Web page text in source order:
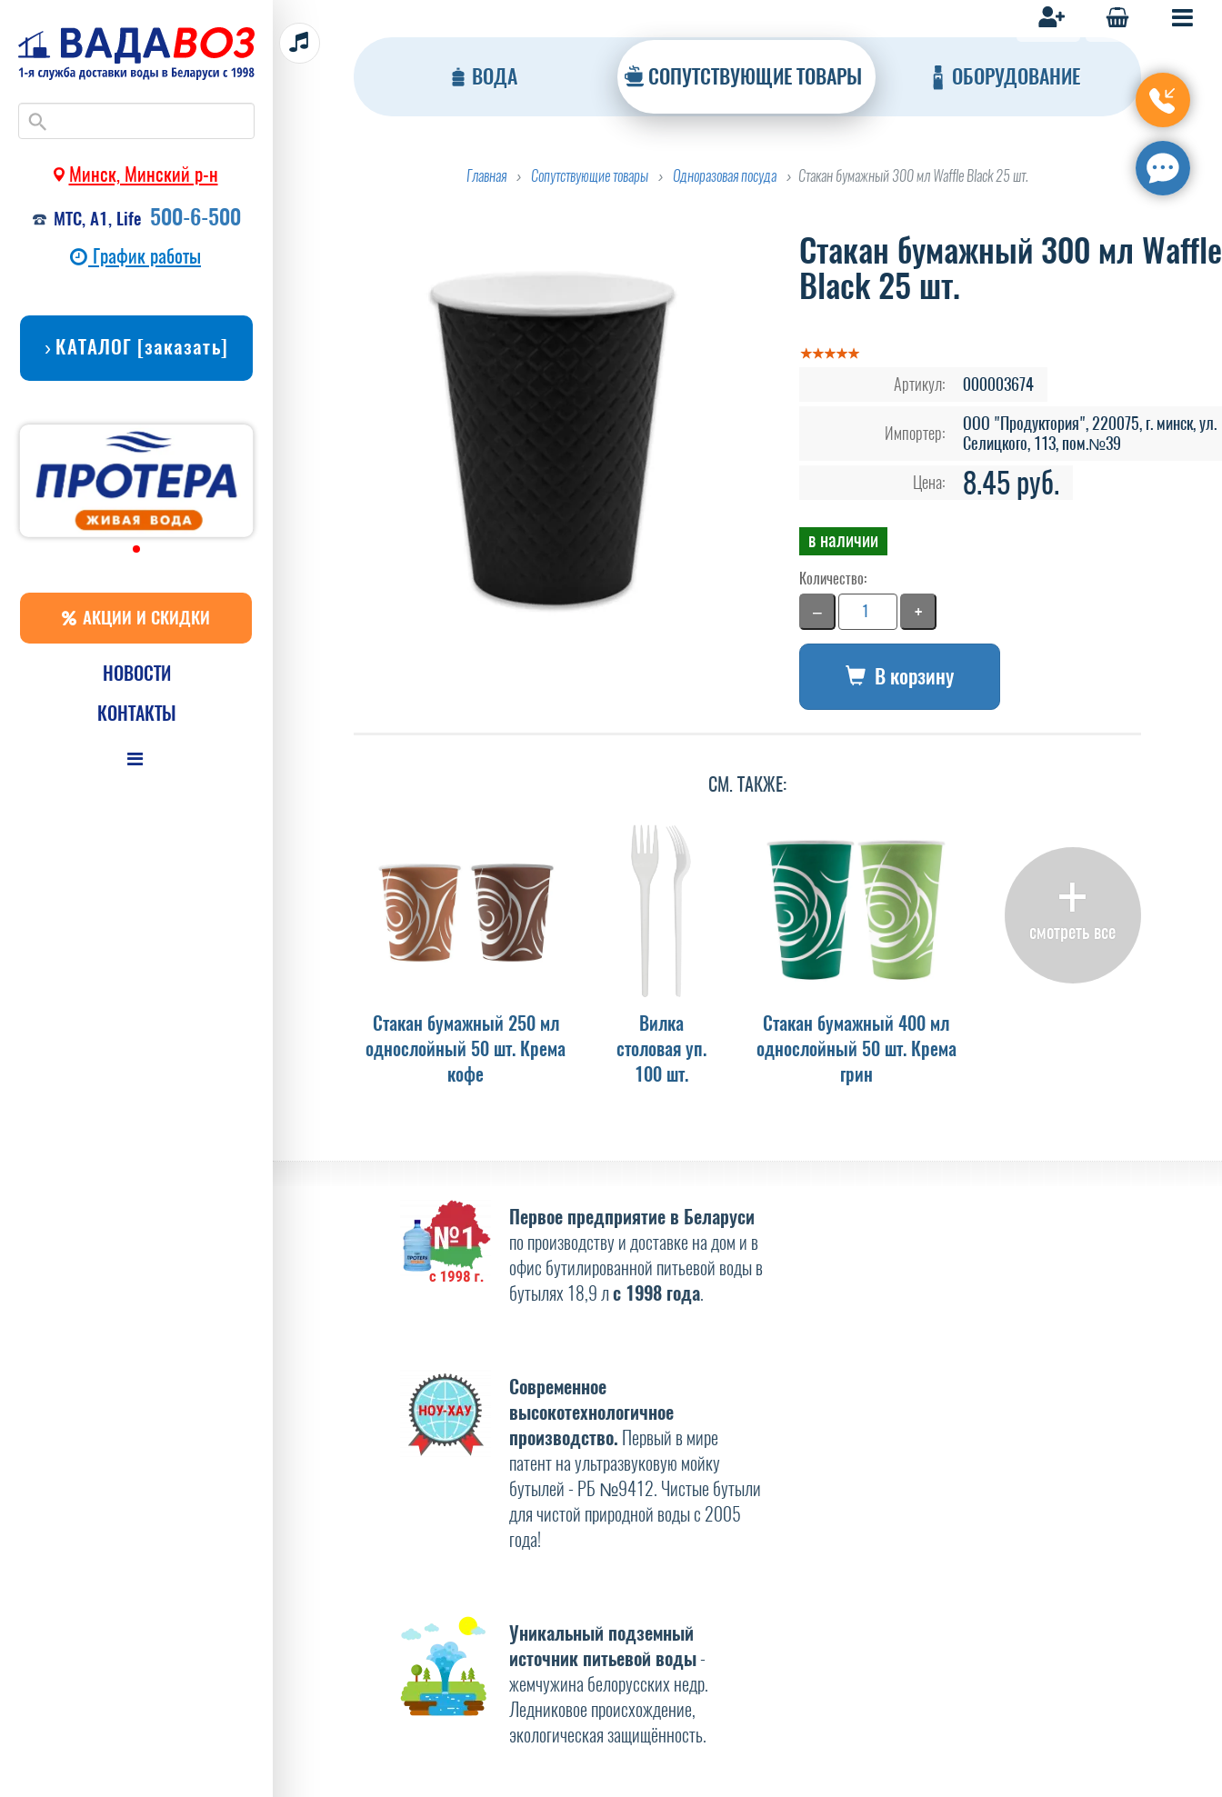
Минск, Минский р-н
МТС, А1, Life 500-6-500
График работы
КАТАЛОГ [заказать]
АКЦИИ И СКИДКИ
НОВОСТИ
КОНТАКТЫ
ВОДА СОПУТСТВУЮЩИЕ ТОВАРЫ ОБОРУДОВАНИЕ
Главная Сопутствующие товары Одноразовая посуда Стакан бумажный 300 мл Waffle Black 25 шт.
Стакан бумажный 300 мл Waffle
Black 25 шт.
Артикул: 000003674
Импортер:
ООО "Продуктория", 220075, г. минск, ул.
Селицкого, 113, пом.№39
Цена:
8.45 руб.
в наличии
Количество:
− +
В корзину
СМ. ТАКЖЕ:
Стакан бумажный 250 мл
однослойный 50 шт. Крема
кофе
Вилка
столовая уп.
100 шт.
Стакан бумажный 400 мл
однослойный 50 шт. Крема
грин
+
смотреть все
Первое предприятие в Беларуси
по производству и доставке на дом и в
офис бутилированной питьевой воды в
бутылях 18,9 лс 1998 года.
Современное
высокотехнологичное
производство. Первый в мире
патент на ультразвуковую мойку
бутылей - РБ №9412. Чистые бутыли
для чистой природной воды с 2005
года!
Уникальный подземный
источник питьевой воды-
жемчужина белорусских недр.
Ледниковое происхождение,
экологическая защищённость.